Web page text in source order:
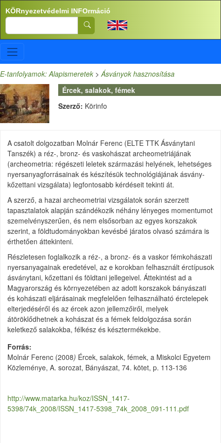
Ugrás a tartalomra
KÖRnyezetvédelmi INFOrmáció
Search
E-tanfolyamok: Alapismeretek >Ásványok hasznosítása
Ércek, salakok, fémek
Szerző: Körinfo
A csatolt dolgozatban Molnár Ferenc (ELTE TTK Ásványtani
Tanszék) a réz-, bronz- és vaskohászat archeometriájának
(archeometria: régészeti leletek származási helyének, lehetséges
nyersanyagforrásainak és készítésük technológiájának ásvány-
kőzettani vizsgálata) legfontosabb kérdéseit tekinti át.
A szerző, a hazai archeometriai vizsgálatok során szerzett
tapasztalatok alapján szándékozik néhány lényeges momentumot
szemelvényszerűen, és nem elsősorban az egyes korszakok
szerint, a földtudományokban kevésbé járatos olvasó számára is
érthetően áttekinteni.
Részletesen foglalkozik a réz-, a bronz- és a vaskor fémkohászati
nyersanyagainak eredetével, az e korokban felhasznált érctípusok
ásványtani, kőzettani és földtani jellegeivel. Áttekintést ad a
Magyarország és környezetében az adott korszakok bányászati
és kohászati eljárásainak megfelelően felhasználható érctelepek
elterjedéséről és az ércek azon jellemzőiről, melyek
átöröklődhetnek a kohászat és a fémek feldolgozása során
keletkező salakokba, félkész és késztermékekbe.
Forrás
Molnár Ferenc (2008) Ércek, salakok, fémek, a Miskolci Egyetem
Közleménye, A. sorozat, Bányászat, 74. kötet, p. 113-136
http://www.matarka.hu/koz/ISSN_1417-
5398/74k_2008/ISSN_1417-5398_74k_2008_091-111.pdf